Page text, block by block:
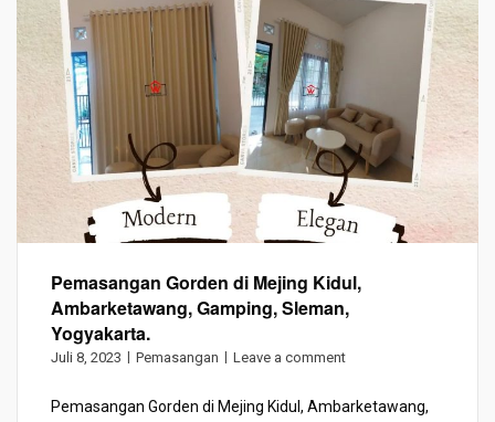
Pemasangan Gorden di Mejing Kidul,
Ambarketawang, Gamping, Sleman,
Yogyakarta.
Juli 8, 2023 Pemasangan Leave a comment
Pemasangan Gorden di Mejing Kidul, Ambarketawang,